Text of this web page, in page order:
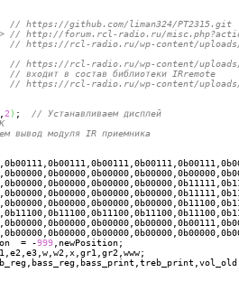
https://github.com/liman324/PT2315.git
// http://forum.rcl-radio.ru/
// https://rcl-radio.ru/wp-content/
// https://rcl-radio.ru/wp-content/uploads/
в состав библиотеки IRremote
https://rcl-radio.ru/wp-content/uploads/
2 ) ; // Устанавливаем дисплей
вывод модуля IR приемника
= -999 ,newPosition;